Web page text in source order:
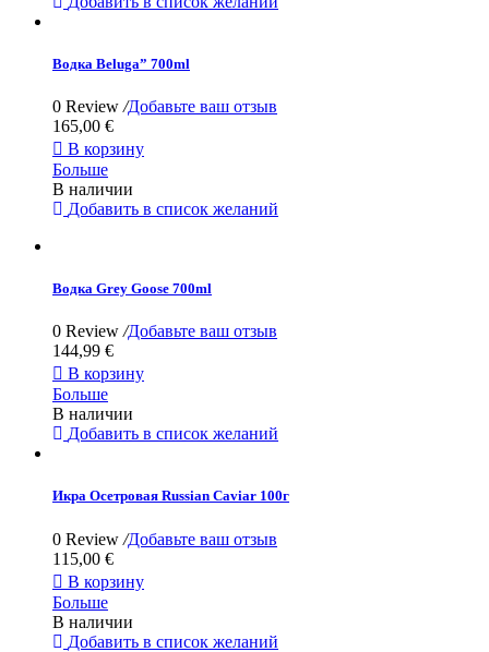
Водка Beluga” 700ml
0 Review /Добавьте ваш отзыв
165,00 €
 В корзину
Больше
В наличии
Добавить в список желаний
Водка Grey Goose 700ml
0 Review /Добавьте ваш отзыв
144,99 €
 В корзину
Больше
В наличии
Добавить в список желаний
Икра Осетровая Russian Caviar 100г
0 Review /Добавьте ваш отзыв
115,00 €
 В корзину
Больше
В наличии
Добавить в список желаний